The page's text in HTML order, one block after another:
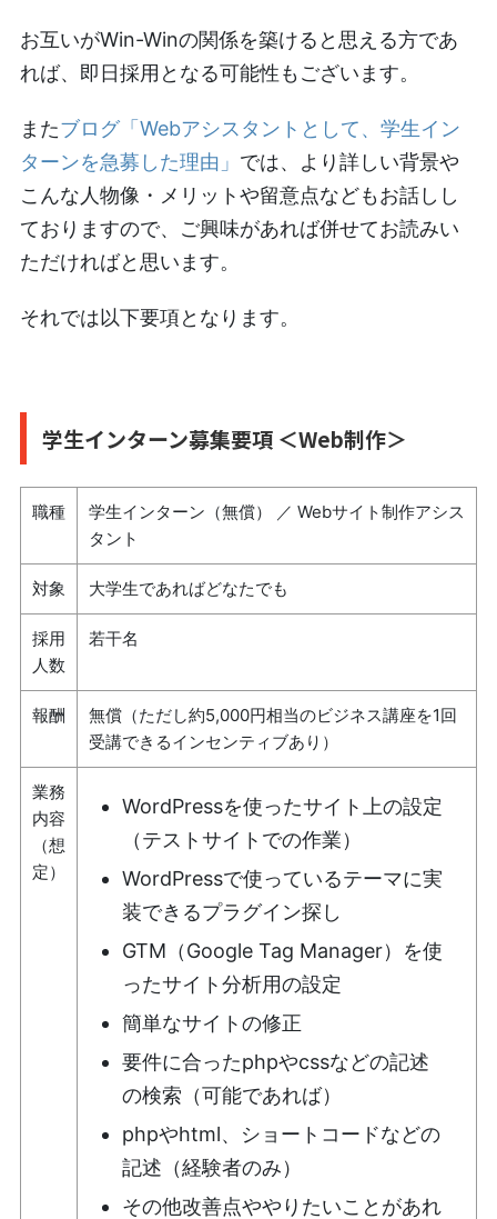
お互いがWin-Winの関係を築けると思える方であ
れば、即日採用となる可能性もございます。
またブログ「Webアシスタントとして、学生イン
ターンを急募した理由」 では、より詳しい背景や
こんな人物像・メリットや留意点などもお話しし
ておりますので、ご興味があれば併せてお読みい
ただければと思います。
それでは以下要項となります。
学生インターン募集要項 ＜Web制作＞
職種
学生インターン（無償） ／ Webサイト制作アシス
タント
対象 大学生であればどなたでも
採用
人数
若干名
報酬
無償（ただし約5,000円相当のビジネス講座を1回
受講できるインセンティブあり）
業務
内容
（想
定）
WordPressを使ったサイト上の設定
（テストサイトでの作業）
WordPressで使っているテーマに実
装できるプラグイン探し
GTM（Google Tag Manager）を使
ったサイト分析用の設定
簡単なサイトの修正
要件に合ったphpやcssなどの記述
の検索（可能であれば）
phpやhtml、ショートコードなどの
記述（経験者のみ）
その他改善点ややりたいことがあれ